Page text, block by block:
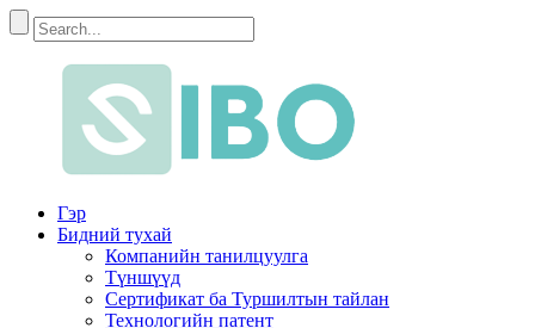
Гэр
Бидний тухай
Компанийн танилцуулга
Түншүүд
Сертификат ба Туршилтын тайлан
Технологийн патент